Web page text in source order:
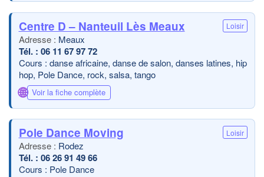
Centre D – Nanteuil Lès Meaux Loisir
Meaux
06 11 67 97 72
Cours : danse africaine, danse de salon, danses latines, hip
hop, Pole Dance, rock, salsa, tango
🌐 Voir la fiche complète
Pole Dance Moving Loisir
Rodez
06 26 91 49 66
Cours : Pole Dance